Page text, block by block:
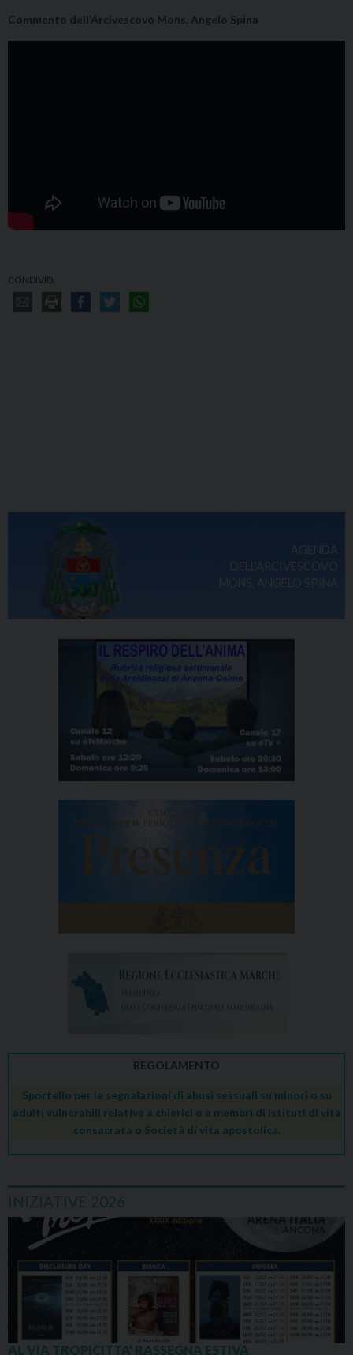
Commento dell’Arcivescovo Mons. Angelo Spina
CONDIVIDI
AGENDA
DELL'ARCIVESCOVO
MONS. ANGELO SPINA
REGOLAMENTO
Sportello per le segnalazioni di abusi sessuali su minori o su
adulti vulnerabili relative a chierici o a membri di Istituti di vita
consacrata o Società di vita apostolica.
INIZIATIVE 2026
AL VIA TROPICITTA’ RASSEGNA ESTIVA